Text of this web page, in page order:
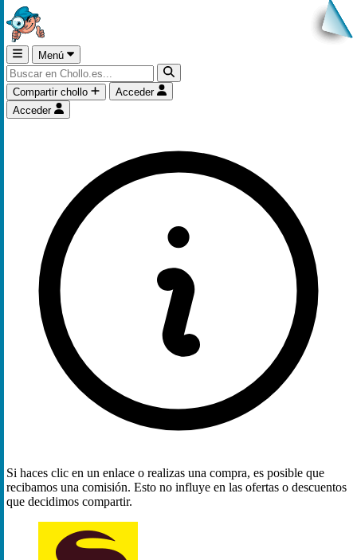
Menú
Compartir chollo
Acceder
Acceder
Si haces clic en un enlace o realizas una compra, es posible que
recibamos una comisión. Esto no influye en las ofertas o descuentos
que decidimos compartir.